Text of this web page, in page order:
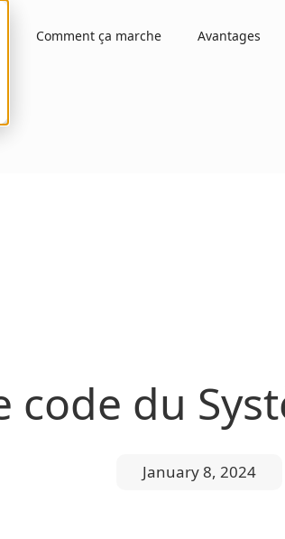
Comment ça marche Avantages
code du
January 8, 2024